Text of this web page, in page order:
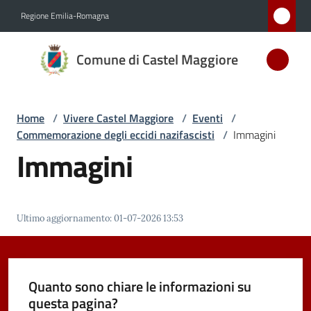
Regione Emilia-Romagna
Comune di Castel Maggiore
Comune
di Castel
D'ARGENTO
AL MERITO
Amministrazione
Novità
Servizi
Home / Vivere Castel Maggiore / Eventi /
Commemorazione degli eccidi nazifascisti / Immagini
Immagini
Ultimo aggiornamento:01-07-2026 13:53
Quanto sono chiare le informazioni su
questa pagina?